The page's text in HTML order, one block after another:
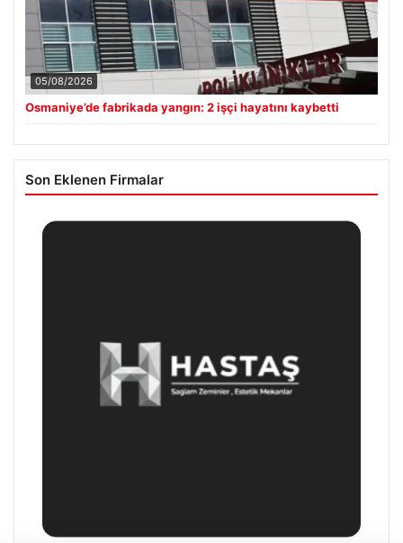
05/08/2026
Osmaniye’de fabrikada yangın: 2 işçi hayatını kaybetti
Son Eklenen Firmalar